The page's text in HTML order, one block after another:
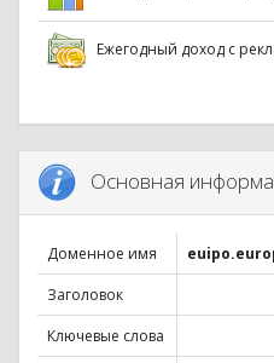
Ежегодный доход с
Основная
Доменное имя
Заголовок
Ключевые слова